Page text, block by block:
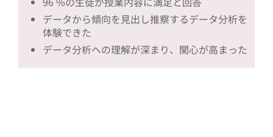
データから傾向を見出し推察するデータ分析を
体験できた
データ分析への理解が深まり、関心が高まった